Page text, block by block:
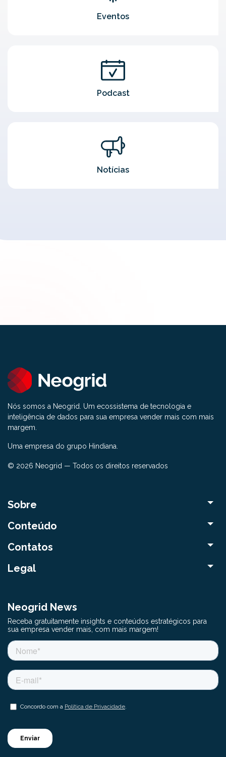
Eventos
Podcast
Notícias
Nós somos a Neogrid. Um ecossistema de tecnologia e
inteligência de dados para sua empresa vender mais com mais
margem.
Uma empresa do grupo Hindiana.
© 2026 Neogrid — Todos os direitos reservados
Sobre
Conteúdo
Contatos
Legal
Neogrid News